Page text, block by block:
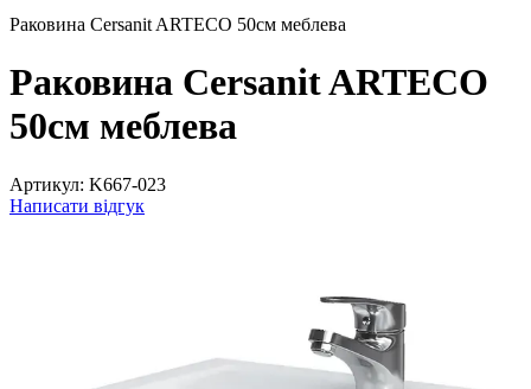
Раковина Cersanit ARTECO 50см меблева
Раковина Cersanit ARTECO
50см меблева
Артикул: K667-023
Написати відгук